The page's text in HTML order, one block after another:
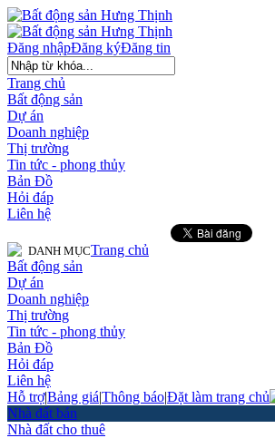
Đăng ký
Đăng nhập Đăng tin
Trang chủ
Bất động sản
Dự án
Doanh nghiệp
Thị trường
Tin tức - phong thủy
Bản Đồ
Hỏi đáp
Liên hệ
DANH MỤCTrang chủ
Bất động sản
Dự án
Doanh nghiệp
Thị trường
Tin tức - phong thủy
Bản Đồ
Hỏi đáp
Liên hệ
Hỗ trợ|Bảng giá|Thông báo|Đặt làm trang chủ
Nhà đất bán
Nhà đất cho thuê